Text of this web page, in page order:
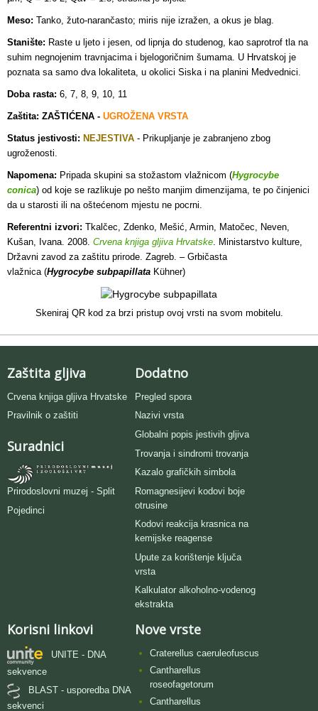
Meso: Tanko, žuto-narančasto; miris nije izražen, a okus je blag.
Stanište: Raste u ljeto i jesen, od lipnja do studenog, kao saprotrof tla na
suhim negnojenim travnjacima i bjelogoričnim šumama. U Hrvatskoj je
poznata sa samo dva lokaliteta, u okolici Siska i na planini Medvednici.
Doba rasta: 6, 7, 8, 9, 10, 11
Zaštita: ZAŠTIĆENA - UGROŽENA VRSTA
Status jestivosti: NEJESTIVA - Prikupljanje je zabranjeno zbog
ugroženosti.
Napomena: Pripada skupini sa stožastom vlažnicom (Hygrocybe
conica) od koje se razlikuje po nešto manjim dimenzijama, te po činjenici
da u starosti ili na oštećenom mjestu ne pocrni.
Referentni izvori: Tkalčec, Zdenko, Mešić, Armin, Matočec, Neven,
Kušan, Ivana. 2008. Crvena knjiga gljiva Hrvatske. Ministarstvo kulture,
Državni zavod za zaštitu prirode. Zagreb. – Grbičasta
vlažnica (Hygrocybe subpapillata Kühner)
Skeniraj QR kod za brzi pristup ovoj vrsti na svom mobitelu.
Zaštita gljiva
Crvena knjiga gljiva Hrvatske
Pravilnik o zaštiti
Suradnici
Prirodoslovni muzej - Split
Pojedinci
Dodatno
Pregled spora
Nazivi vrsta
Globalni popis jestivih gljiva
Trovanja i sindromi trovanja
Kazalo grafičkih simbola
Romagnesijevi kodovi boje
otrusine
Kodovi reakcija krasnica na
kemijske reagense
Upute za korištenje ključa
vrsta
Kalkulator alkoholno-vodenog
ekstrakta
Korisni linkovi
UNITE - DNA
sekvence
BLAST - usporedba DNA
sekvenci
Nove vrste
Craterellus caeruleofuscus
Cantharellus
roseofagetorum
Cantharellus